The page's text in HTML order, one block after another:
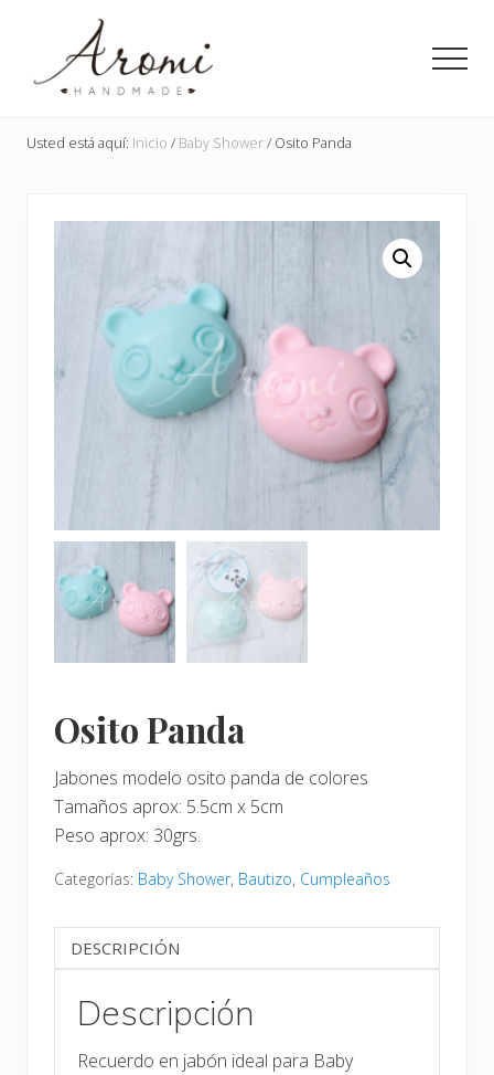
contenido
principal
enUsted está aquí: Inicio / Baby Shower/ Osito Panda
Osito Panda
Jabones modelo osito panda de colores
Tamaños aprox: 5.5cm x 5cm
Peso aprox: 30grs.
Categorías: Baby Shower, Bautizo, Cumpleaños
DESCRIPCIÓN
Descripción
Recuerdo en jabón ideal para Baby